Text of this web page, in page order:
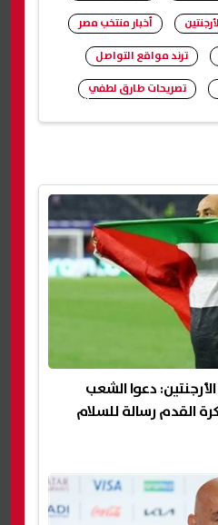
شارك
أخبار منتخب مصر
ترند مواقع التواصل
تصريحات طارق لطفي
دعوا الشعب
القدم رسالة للسلام